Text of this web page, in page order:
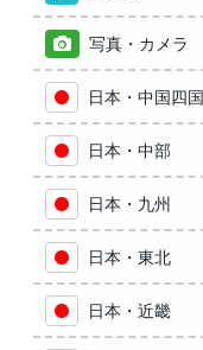
写真・カメラ
日本・中国四国
日本・中部
日本・九州
日本・東北
日本・近畿